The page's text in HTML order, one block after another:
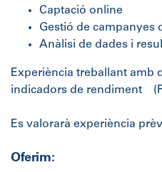
Captació online
Gestió de campanyes
Anàlisi de dades i
Experiència treballant amb
indicadors de rendiment
Es valorarà experiència
Oferim: